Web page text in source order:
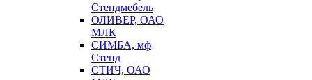
Стендмебель
ОЛИВЕР, ОАО
МЛК
СИМБА, мф
Стенд
СТИЧ, ОАО